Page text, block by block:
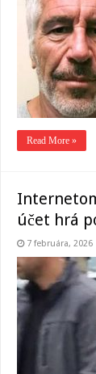
Read More »
účet hrá
7 februára, 2026